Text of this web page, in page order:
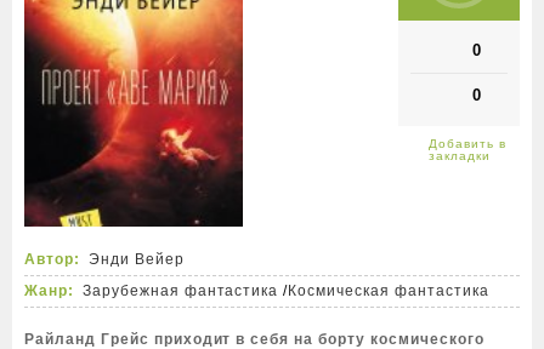
0
0
Автор:
Энди Вейер
Жанр:
Зарубежная фантастика /Космическая фантастика
Райланд Грейс приходит в себя на борту космического